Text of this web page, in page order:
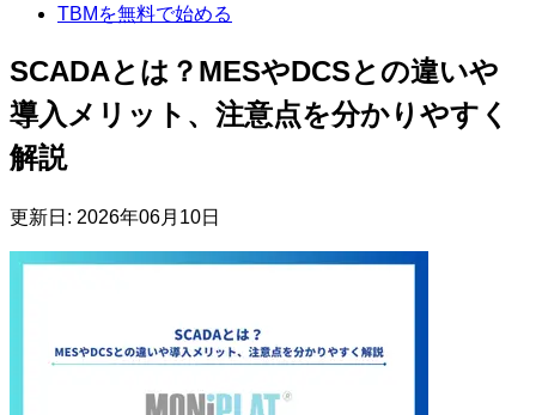
TBMを無料で始める
SCADAとは？MESやDCSとの違いや
導入メリット、注意点を分かりやすく
解説
更新日: 2026年06月10日